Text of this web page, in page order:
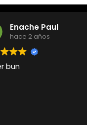
Enache Paul
hace 2 años
bun